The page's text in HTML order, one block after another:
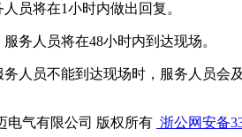
员将在1小时内做出回复。
务人员将在48小时内到达现场。
人员不能到达现场时，服务人员会
电气有限公司 版权所有 浙公网安备